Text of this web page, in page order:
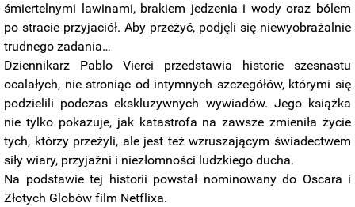
śmiertelnymi lawinami, brakiem jedzenia i wody oraz bólem
po stracie przyjaciół. Aby przeżyć, podjęli się niewyobrażalnie
trudnego zadania…
Dziennikarz Pablo Vierci przedstawia historie szesnastu
ocalałych, nie stroniąc od intymnych szczegółów, którymi się
podzielili podczas ekskluzywnych wywiadów. Jego książka
nie tylko pokazuje, jak katastrofa na zawsze zmieniła życie
tych, którzy przeżyli, ale jest też wzruszającym świadectwem
siły wiary, przyjaźni i niezłomności ludzkiego ducha.
Na podstawie tej historii powstał nominowany do Oscara i
Złotych Globów film Netflixa.